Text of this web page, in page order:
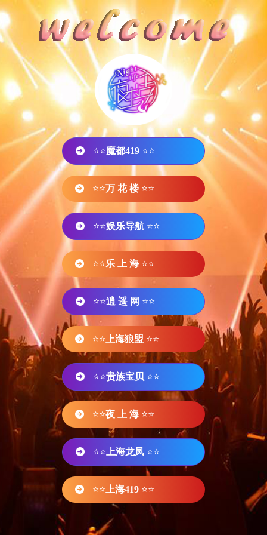
⭐⭐魔都419 ⭐⭐
⭐⭐万 花 楼 ⭐⭐
⭐⭐娱乐导航 ⭐⭐
⭐⭐乐 上 海 ⭐⭐
⭐⭐逍 遥 网 ⭐⭐
⭐⭐ 上海狼盟 ⭐⭐
⭐⭐贵族宝贝 ⭐⭐
⭐⭐夜 上 海 ⭐⭐
⭐⭐ 上海龙凤 ⭐⭐
⭐⭐ 上海419 ⭐⭐